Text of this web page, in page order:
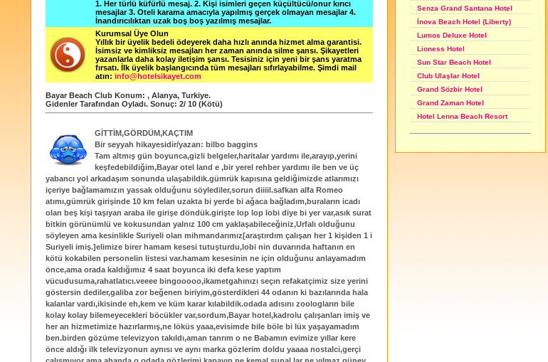
1. Her türlü küfürlü mesaj. 2. Kişi isimleri geçen küçültücü/onur kırıcı
mesajlar 3. Oteli karama amacıyla yapılmış gerçek olmayan mesajlar 4.
İnandırıcılıktan uzak boş boş yazılmış mesajlar.
Kurumsal Üye Olun
Yıllık bir üyelik bedeli ödeyerek daha hızlı anında hizmet alma garantisi.
İsimsiz ve kimliksiz mesajları her zaman anında silme şansı. Şikayetleri
yazanlarla daha kolay iletişim şansı. Tesisiniz için yeni bir şans yaratma
fırsatı. İlk üyelik başlangıcında tüm mesajları sıfırlayabilme. Şimdi mail
atın: info@hotelsikayet.com
Bayar Beach Club Konum: , Alanya, Turkiye.
Gidenler Tarafından Oyladı. Sonuç: 2/ 10 (Kötü)
GİTTİM,GÖRDÜM,KAÇTIM
Bir seyyah hikayesidir/yazan: bilbo baggins
Tam altmış gün boyunca,gizli belgeler,haritalar yardımı ile,arayıp,yerini
keşfedebildiğim,Bayar otel land e ,bir yerel rehber yardımı ile ben ve üç
yabancı yol arkadaşım sonunda ulaşabildik.gümrük kapısına geldiğimizde atlarımızı
içeriye bağlamamızın yassak olduğunu söylediler,sorun diiiil.safkan alfa Romeo
atımı,gümrük girişinde 10 km felan uzakta bi yerde bi ağaca bağladım,buraların icadı
olan beş kişi taşıyan araba ile girişe döndük.girişte lop lop lobi diye bi yer var,asık surat
bitkin görünümlü ve kokusundan yalnız 100 cm yaklaşabileceğiniz,Urfalı olduğunu
söyleyen ama kesinlikle Suriyeli olan mihmandarımız[araştırdım çalışan her 1 kişiden 1 i
Suriyeli imiş.]elimize birer hamam kesesi tutuşturdu,lobi nin duvarında haftanın en
kötü kokabilen personelin listesi var.hamam kesesinin ne için olduğunu anlayamadım
önce,ama orada kaldığımız 4 saat boyunca iki defa kese yaptım
vücudusuma,rahatlatıcı.veeee bingooooo,ikametgahınızı seçın refakatçimiz size yerini
göstersin dediler,galiba zor beğenen biriyim,gösterdikleri 44 odanın ki bazılarında hala
kalanlar vardı,ikisinde eh,kem ve küm karar kılabildik.odada adısını zoologların bile
kolay kolay bilemeyecekleri böcükler var,sordum,Bayar hotel,kadrolu çalışanları imiş ve
her an hizmetimize hazırlarmış,ne löküs yaaa,evisimde bile böle bi lüx yaşayamadım
ben.birden gözüme televizyon takıldı,aman tanrım o ne Babamın evimize yıllar kere
önce aldığı ilk televizyonun aynısı ve aynı marka gözlerim doldu yaaaa nostalci,gerçi
Senza Grand Santana Hotel
İnova Beach Hotel (Liberty)
Lumos Deluxe Hotel
Lioness Hotel
Sun Star Beach Hotel
Club Ulaşlar Hotel
Grand Sözbir Hotel
Grand Zaman Hotel
Hotel Lenna Beach Resort